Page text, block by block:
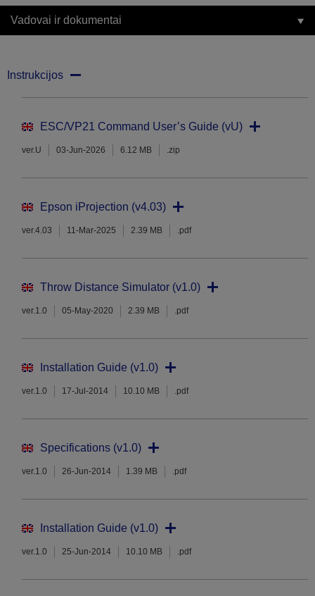
Vadovai ir dokumentai
Instrukcijos
ESC/VP21 Command User’s Guide (vU)
ver.U 03-Jun-2026 6.12 MB .zip
Epson iProjection (v4.03)
ver.4.03 11-Mar-2025 2.39 MB .pdf
Throw Distance Simulator (v1.0)
ver.1.0 05-May-2020 2.39 MB .pdf
Installation Guide (v1.0)
ver.1.0 17-Jul-2014 10.10 MB .pdf
Specifications (v1.0)
ver.1.0 26-Jun-2014 1.39 MB .pdf
Installation Guide (v1.0)
ver.1.0 25-Jun-2014 10.10 MB .pdf